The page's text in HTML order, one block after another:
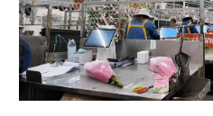
多语种频道
English Español
Русский язык